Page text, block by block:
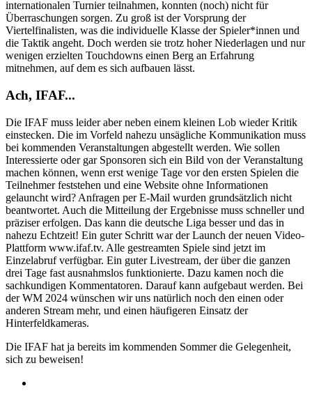
internationalen Turnier teilnahmen, konnten (noch) nicht für
Überraschungen sorgen. Zu groß ist der Vorsprung der
Viertelfinalisten, was die individuelle Klasse der Spieler*innen und
die Taktik angeht. Doch werden sie trotz hoher Niederlagen und nur
wenigen erzielten Touchdowns einen Berg an Erfahrung
mitnehmen, auf dem es sich aufbauen lässt.
Ach, IFAF...
Die IFAF muss leider aber neben einem kleinen Lob wieder Kritik
einstecken. Die im Vorfeld nahezu unsägliche Kommunikation muss
bei kommenden Veranstaltungen abgestellt werden. Wie sollen
Interessierte oder gar Sponsoren sich ein Bild von der Veranstaltung
machen können, wenn erst wenige Tage vor den ersten Spielen die
Teilnehmer feststehen und eine Website ohne Informationen
gelauncht wird? Anfragen per E-Mail wurden grundsätzlich nicht
beantwortet. Auch die Mitteilung der Ergebnisse muss schneller und
präziser erfolgen. Das kann die deutsche Liga besser und das in
nahezu Echtzeit! Ein guter Schritt war der Launch der neuen Video-
Plattform www.ifaf.tv. Alle gestreamten Spiele sind jetzt im
Einzelabruf verfügbar. Ein guter Livestream, der über die ganzen
drei Tage fast ausnahmslos funktionierte. Dazu kamen noch die
sachkundigen Kommentatoren. Darauf kann aufgebaut werden. Bei
der WM 2024 wünschen wir uns natürlich noch den einen oder
anderen Stream mehr, und einen häufigeren Einsatz der
Hinterfeldkameras.
Die IFAF hat ja bereits im kommenden Sommer die Gelegenheit,
sich zu beweisen!